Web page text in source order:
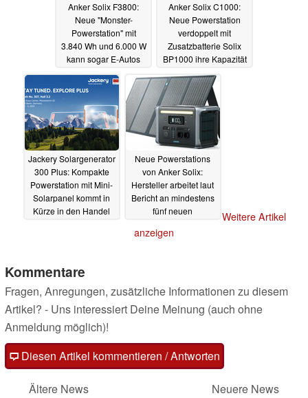
Anker Solix F3800:
Neue "Monster-
Powerstation" mit
3.840 Wh und 6.000 W
kann sogar E-Autos
laden31.08.2023
Anker Solix C1000:
Neue Powerstation
verdoppelt mit
Zusatzbatterie Solix
BP1000 ihre Kapazität
31.08.2023
Jackery Solargenerator
300 Plus: Kompakte
Powerstation mit Mini-
Solarpanel kommt in
Kürze in den Handel
Neue Powerstations
von Anker Solix:
Hersteller arbeitet laut
Bericht an mindestens
fünf neuen
07.08.2023
Weitere Artikel
anzeigen
Kommentare
Fragen, Anregungen, zusätzliche Informationen zu diesem
Artikel? - Uns interessiert Deine Meinung (auch ohne
Anmeldung möglich)!
Diesen Artikel kommentieren / Antworten
Ältere News
Neuere News